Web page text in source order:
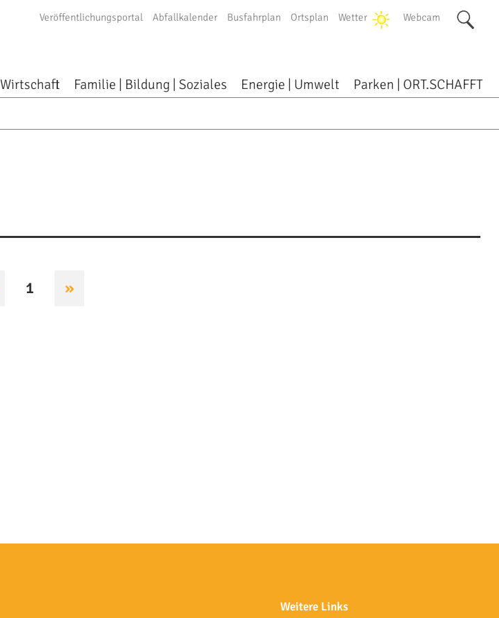
Veröffentlichungsportal Abfallkalender Busfahrplan Ortsplan Wetter Webcam
Wirtschaft Familie | Bildung | Soziales Energie | Umwelt Parken | ORT.SCHAFFT
1 »
Weitere Links